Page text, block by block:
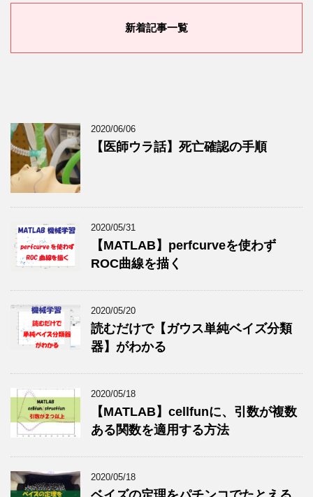
新着記事一覧
2020/06/06
【医師ウラ話】死亡確認の手順
2020/05/31
【MATLAB】perfcurveを使わず
ROC曲線を描く
2020/05/20
読むだけで【ガウス単純ベイズ分類
器】がわかる
2020/05/18
【MATLAB】cellfunに、引数が複数
ある関数を適用する方法
2020/05/18